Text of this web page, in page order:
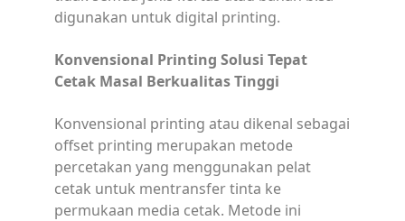
digunakan untuk digital printing.
Konvensional Printing Solusi Tepat
Cetak Masal Berkualitas Tinggi
Konvensional printing atau dikenal sebagai
offset printing merupakan metode
percetakan yang menggunakan pelat
cetak untuk mentransfer tinta ke
permukaan media cetak. Metode ini